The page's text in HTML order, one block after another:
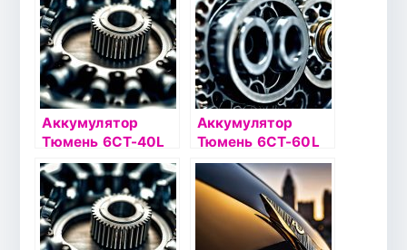
Аккумулятор
Тюмень 6СТ-40L
Asia о/п
Аккумулятор
Тюмень 6СТ-60L
Сибирь